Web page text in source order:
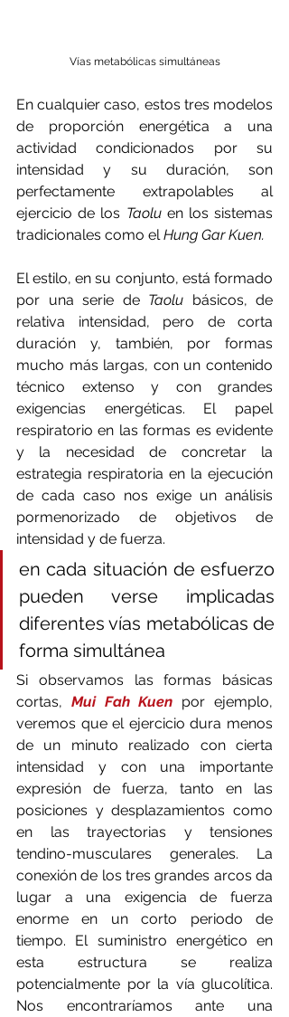
Vías metabólicas simultáneas
En cualquier caso, estos tres modelos
de proporción energética a una
actividad condicionados por su
intensidad y su duración, son
perfectamente extrapolables al
ejercicio de los Taolu en los sistemas
tradicionales como el Hung Gar Kuen.
El estilo, en su conjunto, está formado
por una serie de Taolu básicos, de
relativa intensidad, pero de corta
duración y, también, por formas
mucho más largas, con un contenido
técnico extenso y con grandes
exigencias energéticas. El papel
respiratorio en las formas es evidente
y la necesidad de concretar la
estrategia respiratoria en la ejecución
de cada caso nos exige un análisis
pormenorizado de objetivos de
intensidad y de fuerza.
en cada situación de esfuerzo
pueden verse implicadas
diferentes vías metabólicas de
forma simultánea
Si observamos las formas básicas
cortas, Mui Fah Kuen por ejemplo,
veremos que el ejercicio dura menos
de un minuto realizado con cierta
intensidad y con una importante
expresión de fuerza, tanto en las
posiciones y desplazamientos como
en las trayectorias y tensiones
tendino-musculares generales. La
conexión de los tres grandes arcos da
lugar a una exigencia de fuerza
enorme en un corto periodo de
tiempo. El suministro energético en
esta estructura se realiza
potencialmente por la vía glucolítica.
Nos encontraríamos ante una